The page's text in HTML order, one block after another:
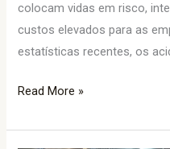
colocam vidas em risco,
custos elevados para as
estatísticas recentes, os
Read More »